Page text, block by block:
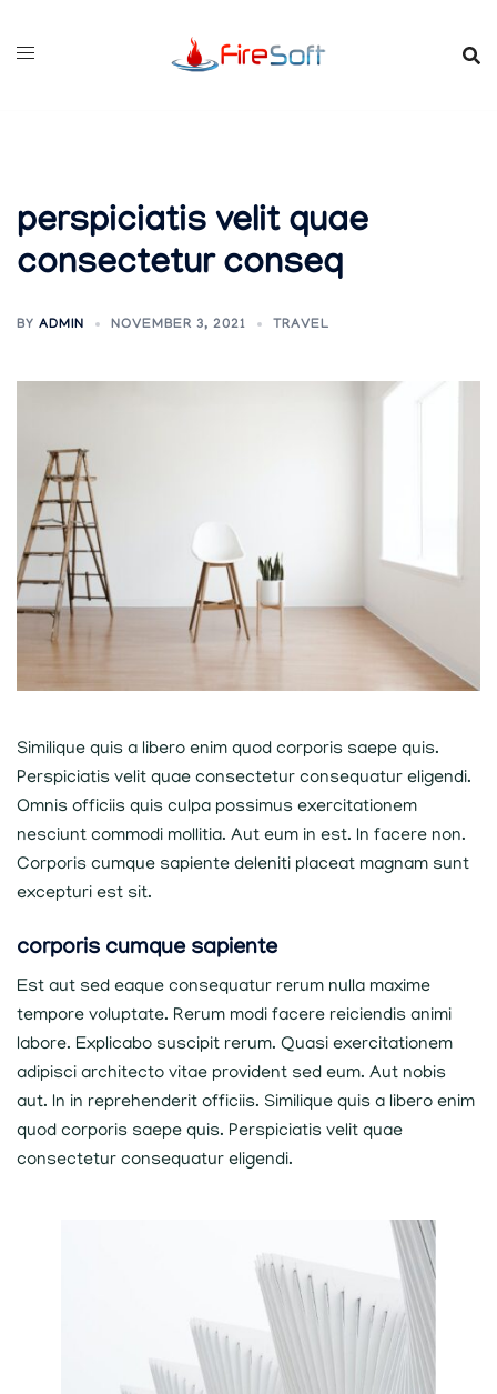
perspiciatis velit quae
consectetur conseq
BY ADMIN NOVEMBER 3, 2021 TRAVEL
Similique quis a libero enim quod corporis saepe quis.
Perspiciatis velit quae consectetur consequatur eligendi.
Omnis officiis quis culpa possimus exercitationem
nesciunt commodi mollitia. Aut eum in est. In facere non.
Corporis cumque sapiente deleniti placeat magnam sunt
excepturi est sit.
corporis cumque sapiente
Est aut sed eaque consequatur rerum nulla maxime
tempore voluptate. Rerum modi facere reiciendis animi
labore. Explicabo suscipit rerum. Quasi exercitationem
adipisci architecto vitae provident sed eum. Aut nobis
aut. In in reprehenderit officiis. Similique quis a libero enim
quod corporis saepe quis. Perspiciatis velit quae
consectetur consequatur eligendi.